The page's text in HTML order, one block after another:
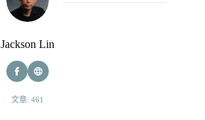
Jackson Lin
文章: 461